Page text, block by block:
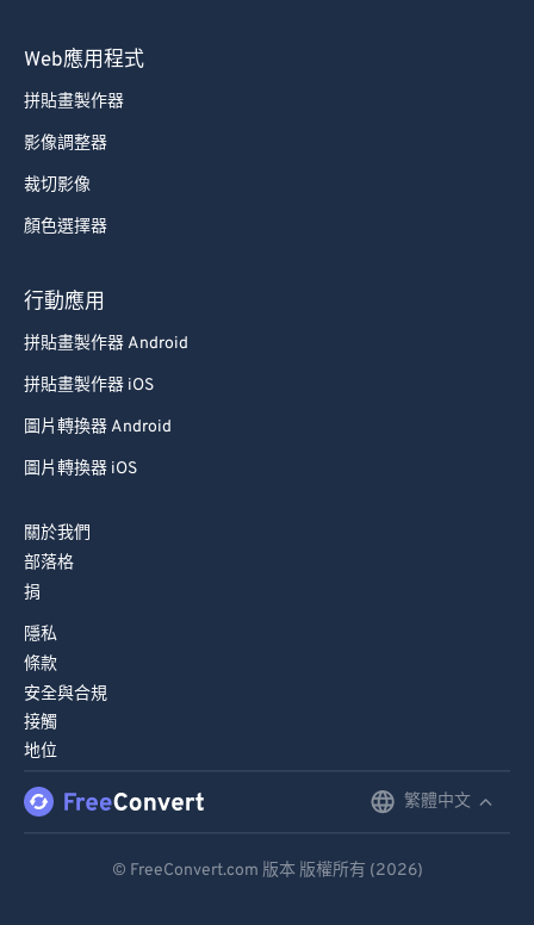
Web應用程式
拼貼畫製作器
影像調整器
裁切影像
顏色選擇器
行動應用
拼貼畫製作器 Android
拼貼畫製作器 iOS
圖片轉換器 Android
圖片轉換器 iOS
關於我們
部落格
捐
隱私
條款
安全與合規
接觸
地位
繁體中文
© FreeConvert.com 版本 版權所有 (2026)